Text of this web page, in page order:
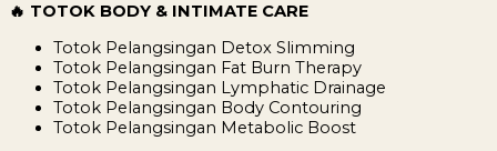
🔥 TOTOK BODY & INTIMATE CARE
Totok Pelangsingan Detox Slimming
Totok Pelangsingan Fat Burn Therapy
Totok Pelangsingan Lymphatic Drainage
Totok Pelangsingan Body Contouring
Totok Pelangsingan Metabolic Boost